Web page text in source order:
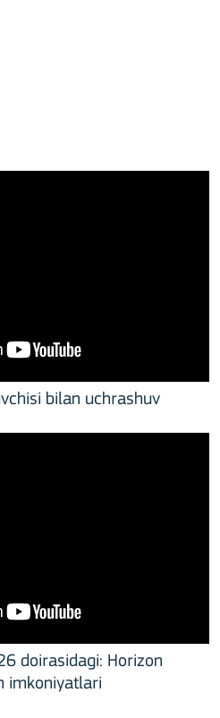
bilan uchrashuv
doirasidagi: Horizon
imkoniyatlari